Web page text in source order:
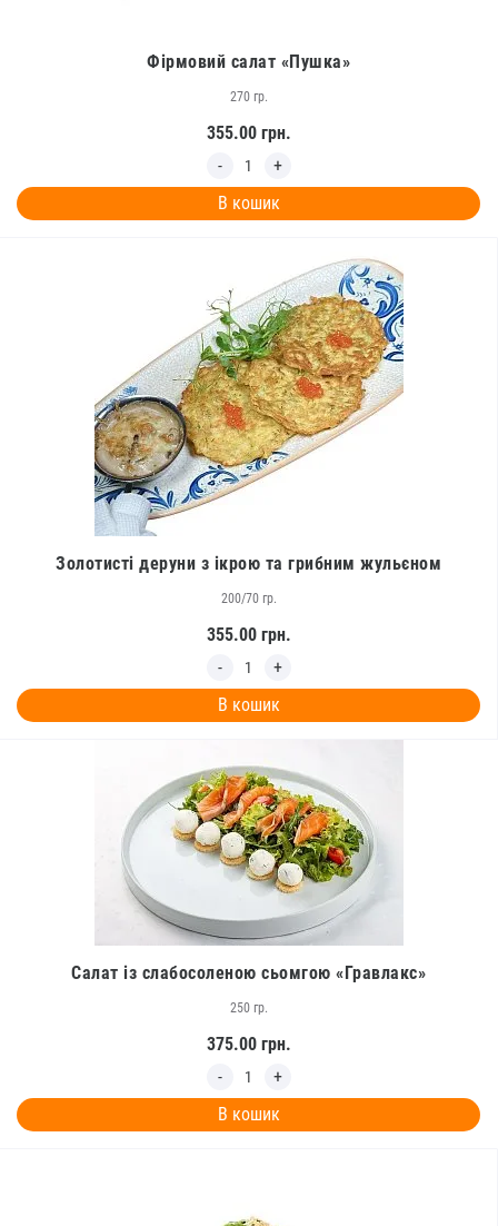
Фірмовий салат «Пушка»
270 гр.
355.00грн.
В кошик
Золотисті деруни з ікрою та грибним жульєном
200/70 гр.
355.00грн.
В кошик
Салат із слабосоленою сьомгою «Гравлакс»
250 гр.
375.00грн.
В кошик